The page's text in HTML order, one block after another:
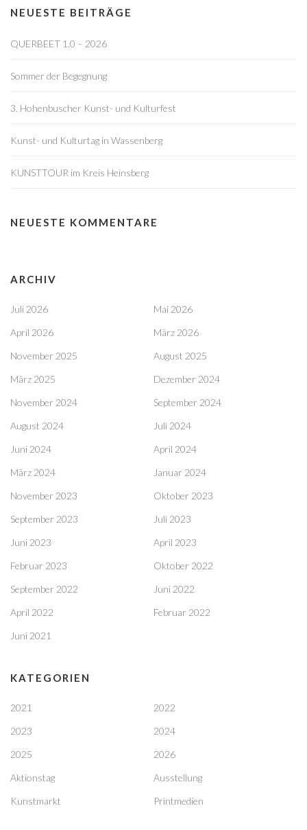
a
i
g
t
o
NEUESTE BEITRÄGE
QUERBEET 1.0 – 2026
Sommer der Begegnung
3. Hohenbuscher Kunst- und Kulturfest
Kunst- und Kulturtag in Wassenberg
KUNSTTOUR im Kreis Heinsberg
NEUESTE KOMMENTARE
ARCHIV
Juli 2026
Mai 2026
April 2026
März 2026
November 2025
August 2025
März 2025
Dezember 2024
November 2024
September 2024
August 2024
Juli 2024
Juni 2024
April 2024
März 2024
Januar 2024
November 2023
Oktober 2023
September 2023
Juli 2023
Juni 2023
April 2023
Februar 2023
Oktober 2022
September 2022
Juni 2022
April 2022
Februar 2022
Juni 2021
KATEGORIEN
2021
2022
2023
2024
2025
2026
Aktionstag
Ausstellung
Kunstmarkt
Printmedien